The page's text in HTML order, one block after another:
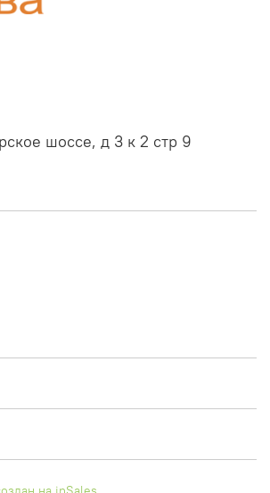
шоссе, д 3 к 2 стр 9